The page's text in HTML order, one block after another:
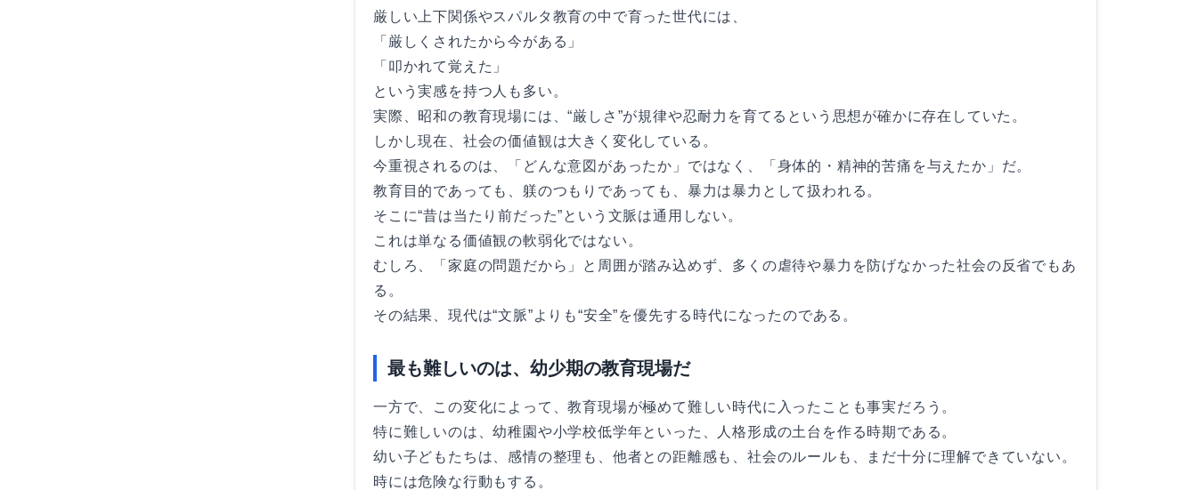
厳しい上下関係やスパルタ教育の中で育った世代には、
「厳しくされたから今がある」
「叩かれて覚えた」
という実感を持つ人も多い。
実際、昭和の教育現場には、“厳しさ”が規律や忍耐力を育てるという思想が確かに存在していた。
しかし現在、社会の価値観は大きく変化している。
今重視されるのは、「どんな意図があったか」ではなく、「身体的・精神的苦痛を与えたか」だ。
教育目的であっても、躾のつもりであっても、暴力は暴力として扱われる。
そこに“昔は当たり前だった”という文脈は通用しない。
これは単なる価値観の軟弱化ではない。
むしろ、「家庭の問題だから」と周囲が踏み込めず、多くの虐待や暴力を防げなかった社会の反省でもあ
る。
その結果、現代は“文脈”よりも“安全”を優先する時代になったのである。
最も難しいのは、幼少期の教育現場だ
一方で、この変化によって、教育現場が極めて難しい時代に入ったことも事実だろう。
特に難しいのは、幼稚園や小学校低学年といった、人格形成の土台を作る時期である。
幼い子どもたちは、感情の整理も、他者との距離感も、社会のルールも、まだ十分に理解できていない。
時には危険な行動もする。